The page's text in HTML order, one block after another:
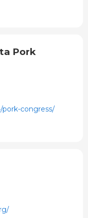
Pork
congress/